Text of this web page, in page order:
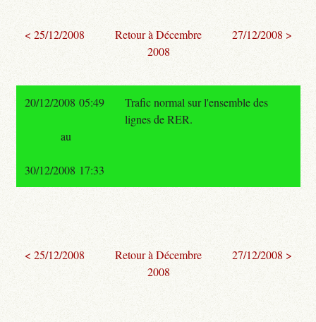
< 25/12/2008
Retour à Décembre
2008
27/12/2008 >
20/12/2008 05:49
Trafic normal sur l'ensemble des
lignes de RER.
au
30/12/2008 17:33
< 25/12/2008
Retour à Décembre
2008
27/12/2008 >